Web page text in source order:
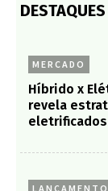
MERCADO
Híbrido x
revela